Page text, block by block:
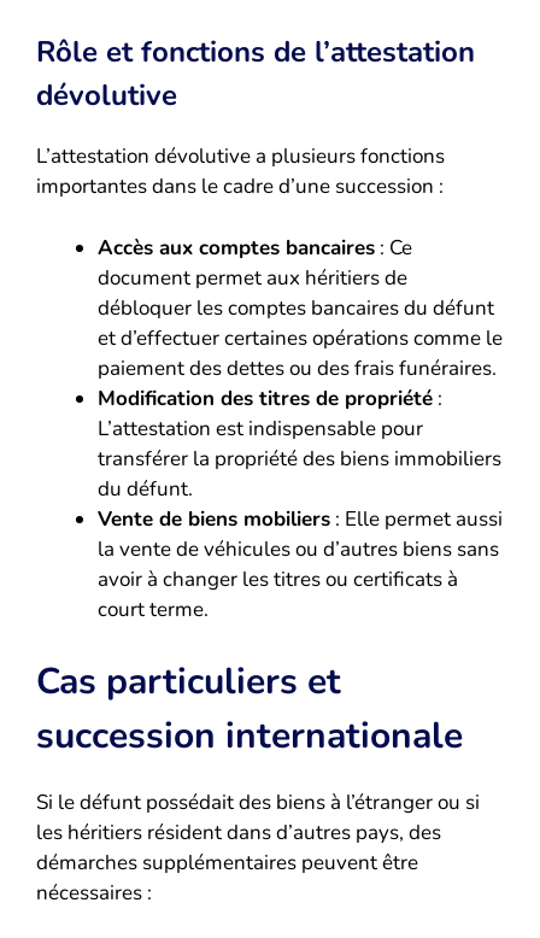
Rôle et fonctions de l’attestation
dévolutive
L’attestation dévolutive a plusieurs fonctions
importantes dans le cadre d’une succession :
Accès aux comptes bancaires : Ce
document permet aux héritiers de
débloquer les comptes bancaires du défunt
et d’effectuer certaines opérations comme le
paiement des dettes ou des frais funéraires.
Modification des titres de propriété :
L’attestation est indispensable pour
transférer la propriété des biens immobiliers
du défunt.
Vente de biens mobiliers : Elle permet aussi
la vente de véhicules ou d’autres biens sans
avoir à changer les titres ou certificats à
court terme.
Cas particuliers et
succession internationale
Si le défunt possédait des biens à l’étranger ou si
les héritiers résident dans d’autres pays, des
démarches supplémentaires peuvent être
nécessaires :